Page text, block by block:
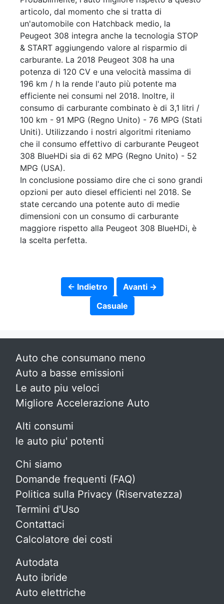
articolo, dal momento che si tratta di
un'automobile con Hatchback medio, la
Peugeot 308 integra anche la tecnologia STOP
& START aggiungendo valore al risparmio di
carburante. La 2018 Peugeot 308 ha una
potenza di 120 CV e una velocità massima di
196 km / h la rende l'auto più potente ma
efficiente nei consumi nel 2018. Inoltre, il
consumo di carburante combinato è di 3,1 litri /
100 km - 91 MPG (Regno Unito) - 76 MPG (Stati
Uniti). Utilizzando i nostri algoritmi riteniamo
che il consumo effettivo di carburante Peugeot
308 BlueHDi sia di 62 MPG (Regno Unito) - 52
MPG (USA).
In conclusione possiamo dire che ci sono grandi
opzioni per auto diesel efficienti nel 2018. Se
state cercando una potente auto di medie
dimensioni con un consumo di carburante
maggiore rispetto alla Peugeot 308 BlueHDi, è
la scelta perfetta.
← Indietro
Avanti →
Casuale
Auto che consumano meno
Auto a basse emissioni
Le auto piu veloci
Migliore Accelerazione Auto
Alti consumi
le auto piu' potenti
Chi siamo
Domande frequenti (FAQ)
Politica sulla Privacy (Riservatezza)
Termini d'Uso
Contattaci
Calcolatore dei costi
Autodata
Auto ibride
Auto elettriche